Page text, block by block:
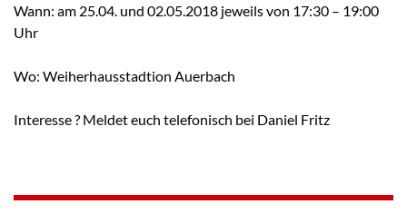
Wann: am 25.04. und 02.05.2018 jeweils von 17:30 – 19:00
Uhr
Wo: Weiherhausstadtion Auerbach
Interesse ? Meldet euch telefonisch bei Daniel Fritz